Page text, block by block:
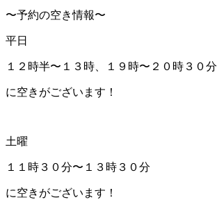
〜予約の空き情報〜
平日
１２時半〜１３時、１９時〜２０時３０分
に空きがございます！
土曜
１１時３０分〜１３時３０分
に空きがございます！